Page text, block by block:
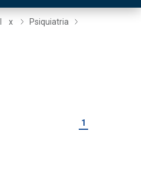
x
Psiquiatria
1